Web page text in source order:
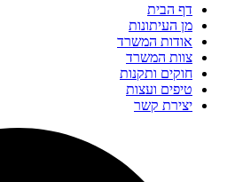
דף הבית
מן העיתונות
אודות המשרד
צוות המשרד
חוקים ותקנות
טיפים ועצות
יצירת קשר